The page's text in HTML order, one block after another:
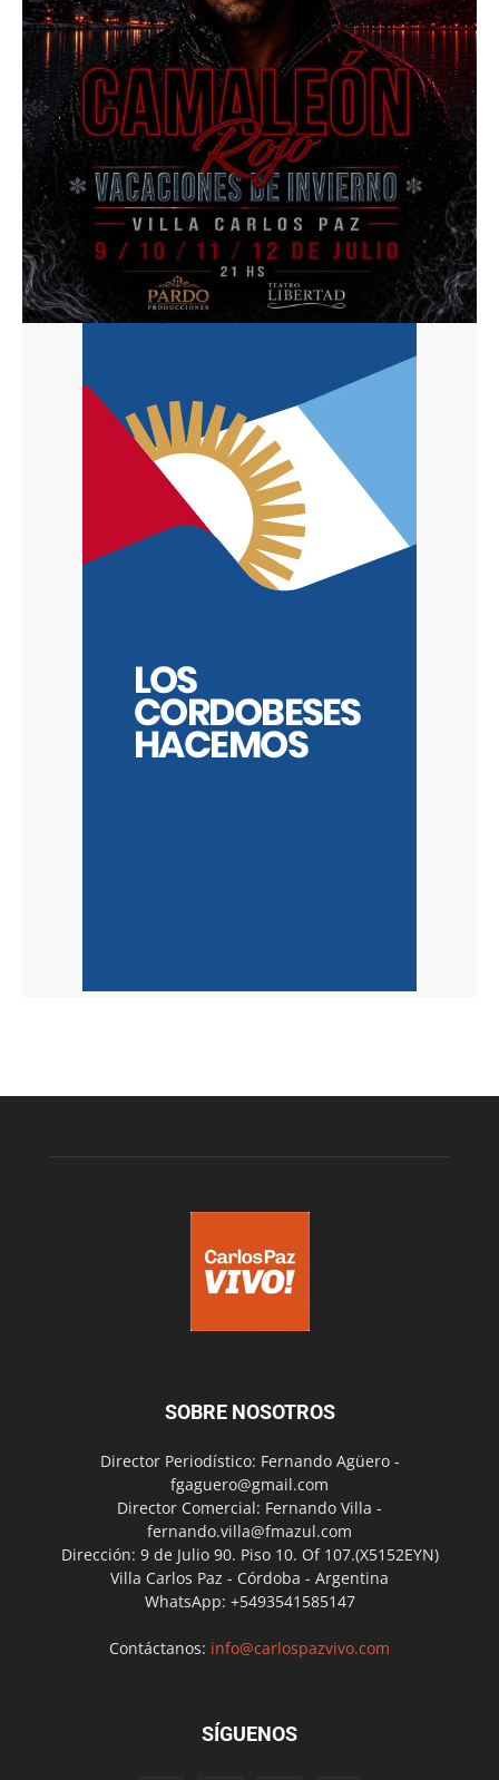
SOBRE NOSOTROS
Director Periodístico: Fernando Agüero -
fgaguero@gmail.com
Director Comercial: Fernando Villa -
fernando.villa@fmazul.com
Dirección: 9 de Julio 90. Piso 10. Of 107.(X5152EYN)
Villa Carlos Paz - Córdoba - Argentina
WhatsApp: +5493541585147
Contáctanos: info@carlospazvivo.com
SÍGUENOS